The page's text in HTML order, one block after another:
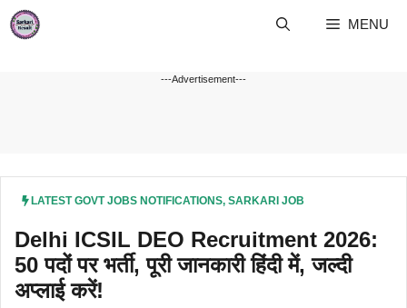
Skip
MENU
---Advertisement---
LATEST GOVT JOBS NOTIFICATIONS, SARKARI JOB
Delhi ICSIL DEO Recruitment 2026:
50 पदों पर भर्ती, पूरी जानकारी हिंदी में, जल्दी
अप्लाई करें!